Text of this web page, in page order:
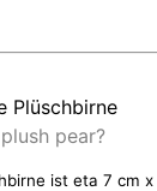
Plüschbirne
pear?
ist eta 7 cm